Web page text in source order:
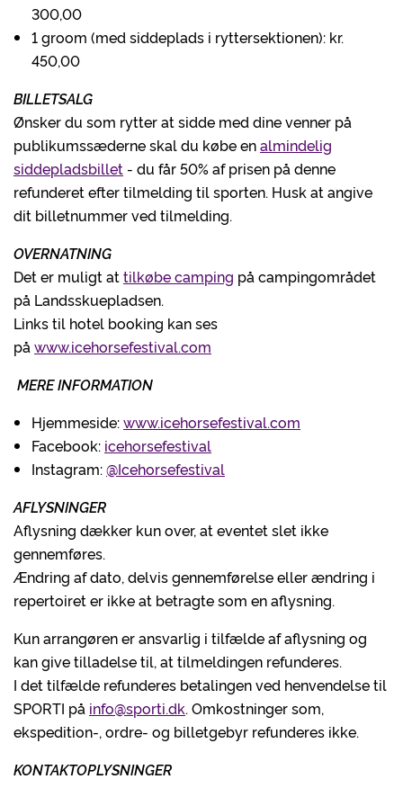
300,00
1 groom (med siddeplads i ryttersektionen): kr.
450,00
BILLETSALG
Ønsker du som rytter at sidde med dine venner på
publikumssæderne skal du købe enalmindelig
siddepladsbillet - du får 50% af prisen på denne
refunderet efter tilmelding til sporten. Husk at angive
dit billetnummer ved tilmelding.
OVERNATNING
Det er muligt attilkøbe camping på campingområdet
på Landsskuepladsen.
Links til hotel booking kan ses
på www.icehorsefestival.com
MERE INFORMATION
Hjemmeside:www.icehorsefestival.com
Facebook: icehorsefestival
Instagram:@Icehorsefestival
AFLYSNINGER
Aflysning dækker kun over, at eventet slet ikke
gennemføres.
Ændring af dato, delvis gennemførelse eller ændring i
repertoiret er ikke at betragte som en aflysning.
Kun arrangøren er ansvarlig i tilfælde af aflysning og
kan give tilladelse til, at tilmeldingen refunderes.
I det tilfælde refunderes betalingen ved henvendelse til
SPORTI på info@sporti.dk. Omkostninger som,
ekspedition-, ordre- og billetgebyr refunderes ikke.
KONTAKTOPLYSNINGER